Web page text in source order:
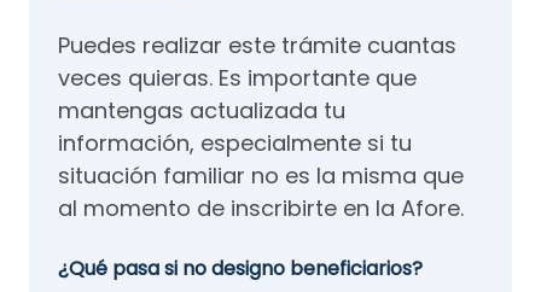
Puedes realizar este trámite cuantas
veces quieras. Es importante que
mantengas actualizada tu
información, especialmente si tu
situación familiar no es la misma que
al momento de inscribirte en la Afore.
¿Qué pasa si no designo beneficiarios?